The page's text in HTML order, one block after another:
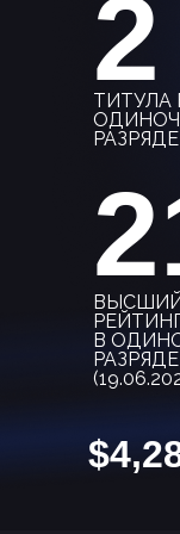
ТИТУЛА
РАЗРЯДЕ
ВЫСШИЙ
В
РАЗРЯДЕ
2